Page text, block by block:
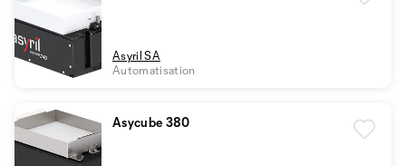
Asyril SA
Automatisation
Asycube 380